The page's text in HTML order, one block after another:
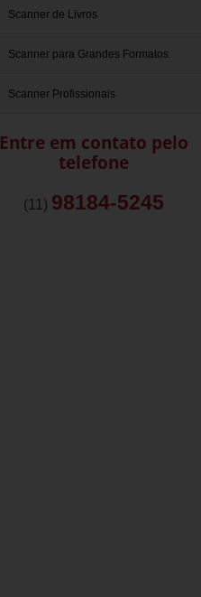
Scanner de Livros
Scanner para Grandes Formatos
Scanner Profissionais
Entre em contato pelo
telefone
(11) 98184-5245